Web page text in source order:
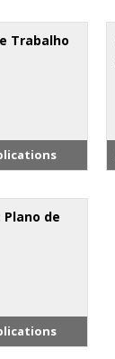
Trabalho
Plano de